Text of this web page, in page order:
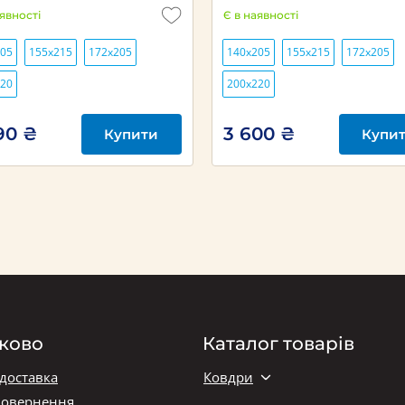
155х215 172х205
₴ Купити
Є в наявності
140х205 155х215 172х205
200х220
3 600 ₴
Каталог товарів
Ковдри